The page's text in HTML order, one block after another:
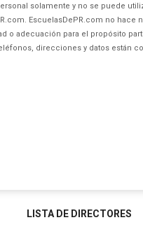
solamente y no se puede
EscuelasDePR.com no hace
o adecuación para el propósito
direcciones y datos están
LISTA DE DIRECTORES